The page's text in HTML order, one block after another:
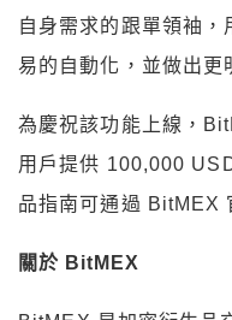
自身需求的跟單領袖，
易的自動化，並做出更
為慶祝該功能上線，
用戶提供 100,000
品指南可通過 BitMEX
關於 BitMEX